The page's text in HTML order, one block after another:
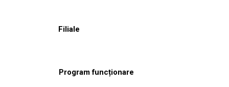
Filiale
Program funcționare